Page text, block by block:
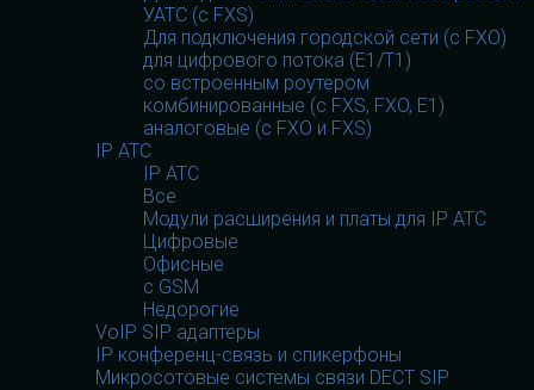
УАТС (с FXS)
Для подключения городской сети (с FXO)
для цифрового потока (E1/T1)
со встроенным роутером
комбинированные (c FXS, FXO, E1)
аналоговые (с FXO и FXS)
IP АТС
IP АТС
Все
Модули расширения и платы для IP АТС
Цифровые
Офисные
с GSM
Недорогие
VoIP SIP адаптеры
IP конференц-связь и спикерфоны
Микросотовые системы связи DECT SIP